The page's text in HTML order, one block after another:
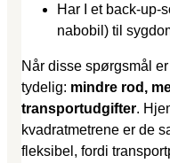
Har I et back-up-
nabobil) til
Når disse spørgsmål
tydelig: mindre rod,
transportudgifter.
kvadratmetrene er de
fleksibel, fordi